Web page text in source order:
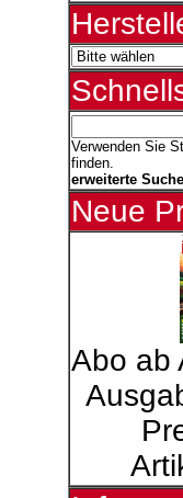
Verwenden Sie
finden.
erweiterte Suche
Neue
Abo ab